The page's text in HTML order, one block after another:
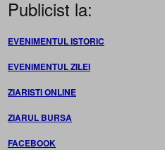
Publicist la:
EVENIMENTUL ISTORIC
EVENIMENTUL ZILEI
ZIARISTI ONLINE
ZIARUL BURSA
FACEBOOK